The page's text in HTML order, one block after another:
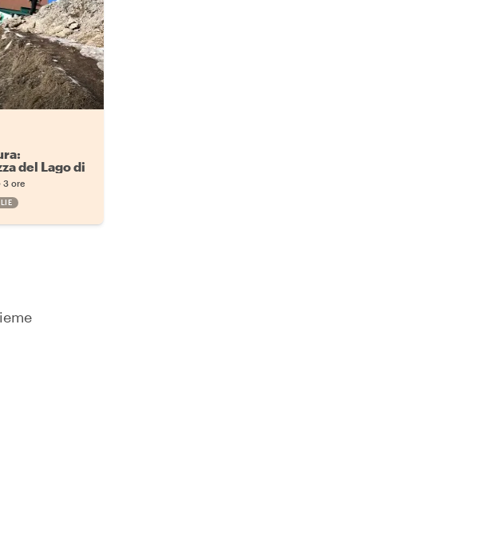
del Lago di
3 ore